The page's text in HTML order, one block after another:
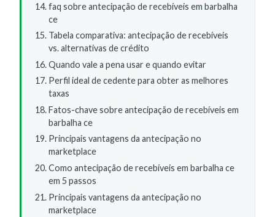
faq sobre antecipação de recebíveis em barbalha
ce
Tabela comparativa: antecipação de recebíveis
vs. alternativas de crédito
Quando vale a pena usar e quando evitar
Perfil ideal de cedente para obter as melhores
taxas
Fatos-chave sobre antecipação de recebíveis em
barbalha ce
Principais vantagens da antecipação no
marketplace
Como antecipação de recebíveis em barbalha ce
em 5 passos
Principais vantagens da antecipação no
marketplace